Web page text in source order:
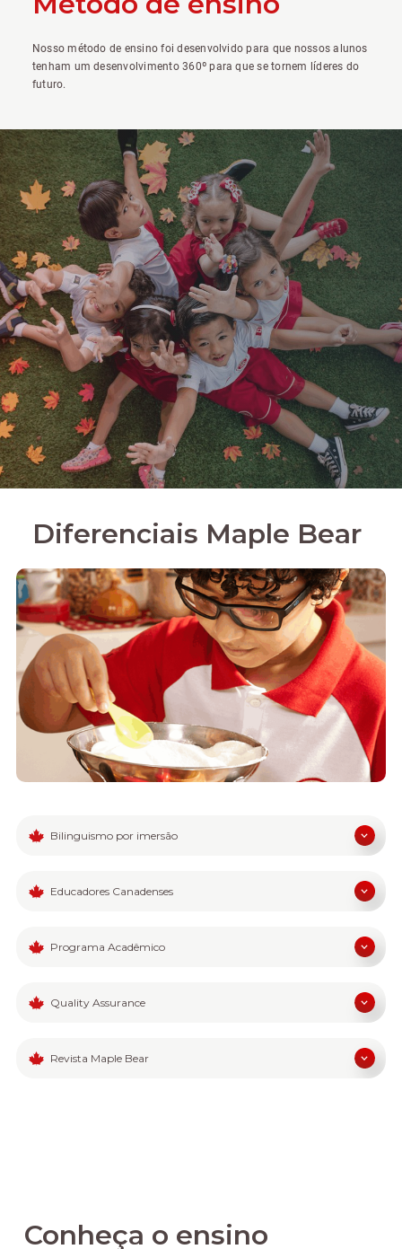
Nosso método de ensino foi desenvolvido para que nossos alunos
tenham um desenvolvimento 360º para que se tornem líderes do
futuro.
Diferenciais Maple Bear
Bilinguismo por imersão
Educadores Canadenses
Programa Acadêmico
Quality Assurance
Revista Maple Bear
Conheça o ensino